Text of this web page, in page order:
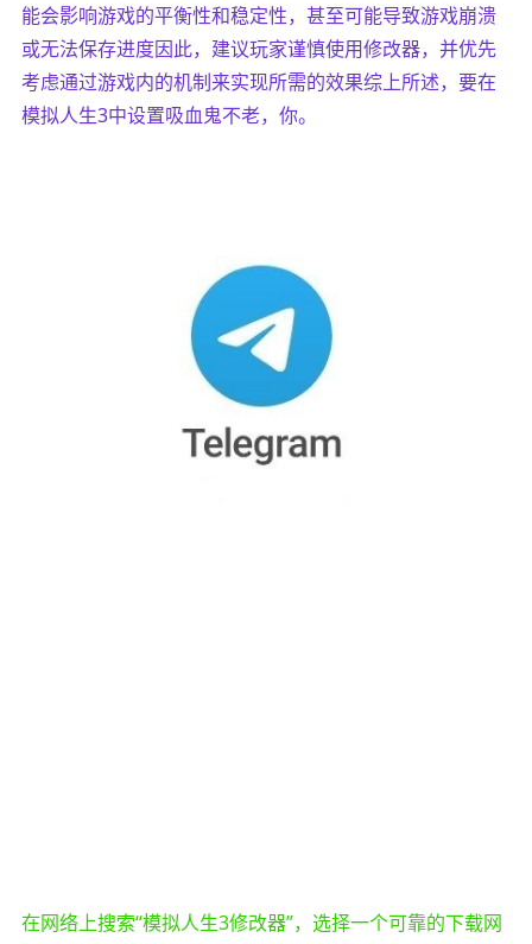
能会影响游戏的平衡性和稳定性，甚至可能导致游戏崩溃
或无法保存进度因此，建议玩家谨慎使用修改器，并优先
考虑通过游戏内的机制来实现所需的效果综上所述，要在
模拟人生3中设置吸血鬼不老，你。
在网络上搜索“模拟人生3修改器”，选择一个可靠的下载网